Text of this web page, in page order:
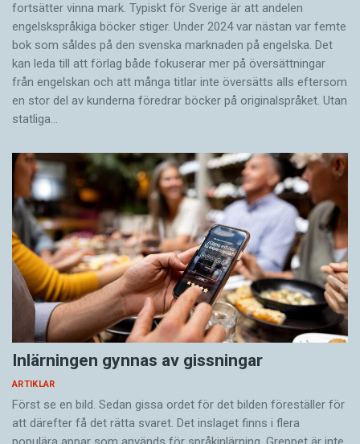
fortsätter vinna mark. Typiskt för Sverige är att andelen
engelskspråkiga böcker stiger. Under 2024 var nästan var femte
bok som såldes på den svenska marknaden på engelska. Det
kan leda till att förlag både fokuserar mer på översättningar
från engelskan och att många titlar inte översätts alls eftersom
en stor del av kunderna föredrar böcker på originalspråket. Utan
statliga…
Inlärningen gynnas av gissningar
ARTIKLAR
Först se en bild. Sedan gissa ordet för det bilden föreställer för
att därefter få det rätta svaret. Det inslaget finns i flera